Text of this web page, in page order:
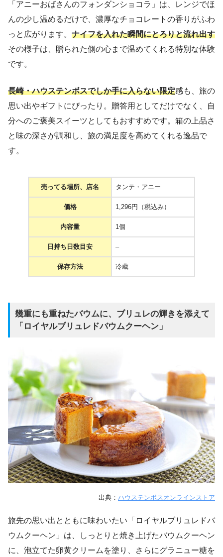
「アニーおばさんのフォンダンショコラ」は、レンジでほ
んの少し温めるだけで、濃厚なチョコレートの香りがふわ
っと広がります。 ナイフを入れた瞬間にとろりと流れ出す
その様子は、贈られた側の心まで温めてくれる特別な体験
です。
長崎・ハウステンボスでしか手に入らない限定感も、旅の
思い出やギフトにぴったり。贈答用としてだけでなく、自
分へのご褒美スイーツとしてもおすすめです。箱の上品さ
と味の深さが調和し、旅の満足度を高めてくれる逸品で
す。
売ってる場所、店名 タンテ・アニー
価格 1,296円（税込み）
内容量 1個
日持ち日数目安 –
保存方法 冷蔵
幾重にも重ねたバウムに、ブリュレの輝きを添えて
「ロイヤルブリュレドバウムクーヘン」
出典： ハウステンボスオンラインストア
旅先の思い出とともに味わいたい「ロイヤルブリュレドバ
ウムクーヘン」は、しっとりと焼き上げたバウムクーヘン
に、泡立てた卵黄クリームを塗り、さらにグラニュー糖を